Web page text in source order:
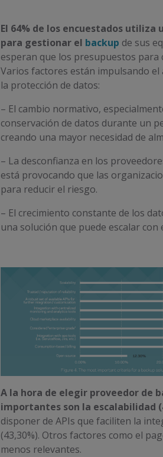
El 64% de los encuestados utiliza
para gestionar el backup de sus
esperan que los presupuestos para
Varios factores están impulsando
la protección de datos:
– El cambio normativo,
conservación de datos durante un
creando una mayor necesidad de
– La desconfianza en los
está provocando que las
para reducir el riesgo.
– El crecimiento constante de los
una solución que puede escalar
A la hora de elegir proveedor de
importantes son la escalabilidad
disponer de APIs que faciliten la
(43,30%). Otros factores como el
menos relevantes.